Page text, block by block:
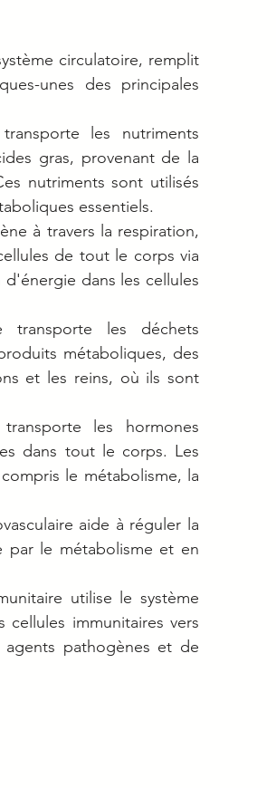
circulatoire, remplit
unes des principales
les nutriments
gras, provenant de la
nutriments sont utilisés
essentiels.
à travers la respiration,
de tout le corps via
dans les cellules
transporte les déchets
métaboliques, des
et les reins, où ils sont
les hormones
dans tout le corps. Les
le métabolisme, la
aide à réguler la
par le métabolisme et en
utilise le système
immunitaires vers
pathogènes et de